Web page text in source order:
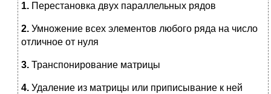
1. Перестановка двух параллельных рядов
2. Умножение всех элементов любого ряда на число
отличное от нуля
3. Транспонирование матрицы
4. Удаление из матрицы или приписывание к ней